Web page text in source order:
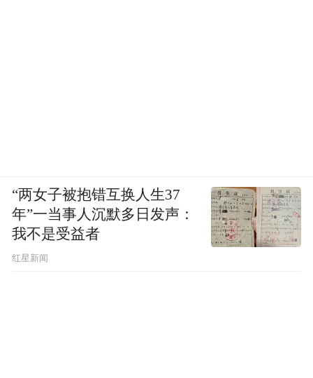
“两女子被抱错互换人生37
年”一当事人沉默多日发声：
我不是受益者
红星新闻